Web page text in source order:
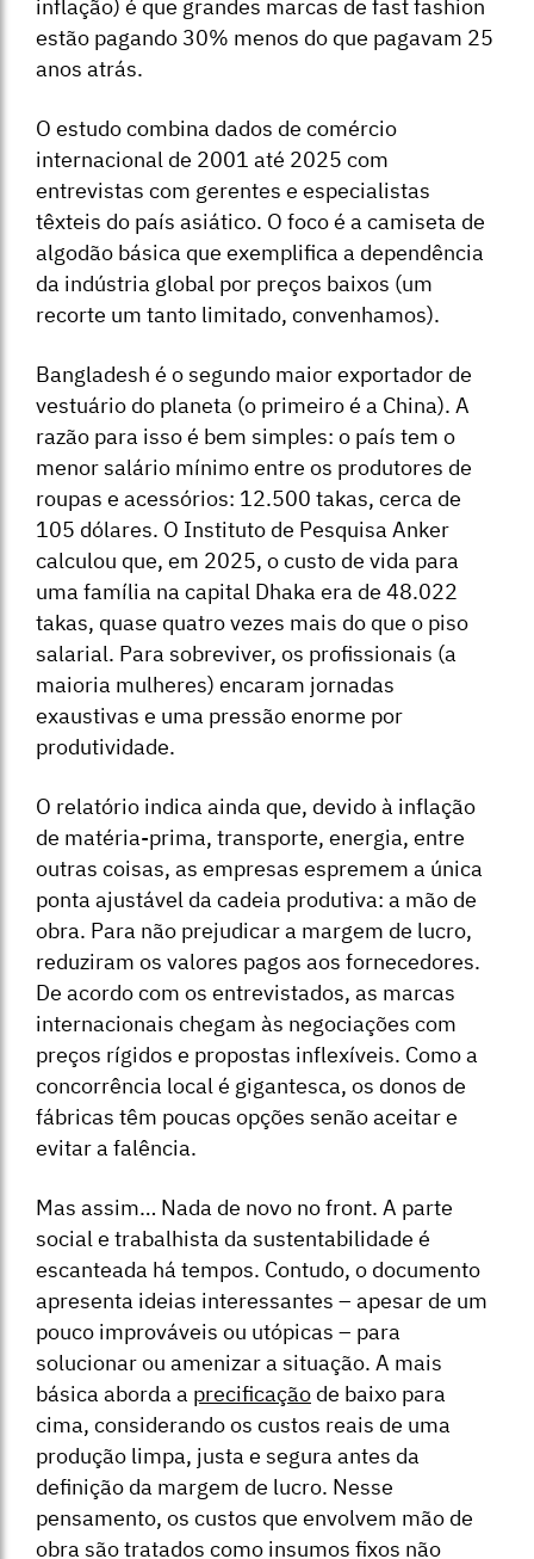
inflação) é que grandes marcas de fast fashion
estão pagando 30% menos do que pagavam 25
anos atrás.
O estudo combina dados de comércio
internacional de 2001 até 2025 com
entrevistas com gerentes e especialistas
têxteis do país asiático. O foco é a camiseta de
algodão básica que exemplifica a dependência
da indústria global por preços baixos (um
recorte um tanto limitado, convenhamos).
Bangladesh é o segundo maior exportador de
vestuário do planeta (o primeiro é a China). A
razão para isso é bem simples: o país tem o
menor salário mínimo entre os produtores de
roupas e acessórios: 12.500 takas, cerca de
105 dólares. O Instituto de Pesquisa Anker
calculou que, em 2025, o custo de vida para
uma família na capital Dhaka era de 48.022
takas, quase quatro vezes mais do que o piso
salarial. Para sobreviver, os profissionais (a
maioria mulheres) encaram jornadas
exaustivas e uma pressão enorme por
produtividade.
O relatório indica ainda que, devido à inflação
de matéria-prima, transporte, energia, entre
outras coisas, as empresas espremem a única
ponta ajustável da cadeia produtiva: a mão de
obra. Para não prejudicar a margem de lucro,
reduziram os valores pagos aos fornecedores.
De acordo com os entrevistados, as marcas
internacionais chegam às negociações com
preços rígidos e propostas inflexíveis. Como a
concorrência local é gigantesca, os donos de
fábricas têm poucas opções senão aceitar e
evitar a falência.
Mas assim… Nada de novo no front. A parte
social e trabalhista da sustentabilidade é
escanteada há tempos. Contudo, o documento
apresenta ideias interessantes – apesar de um
pouco improváveis ou utópicas – para
solucionar ou amenizar a situação. A mais
básica aborda a precificação de baixo para
cima, considerando os custos reais de uma
produção limpa, justa e segura antes da
definição da margem de lucro. Nesse
pensamento, os custos que envolvem mão de
obra são tratados como insumos fixos não